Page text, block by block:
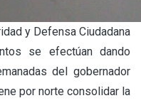
y Defensa Ciudadana
se efectúan dando
del gobernador
por norte consolidar la